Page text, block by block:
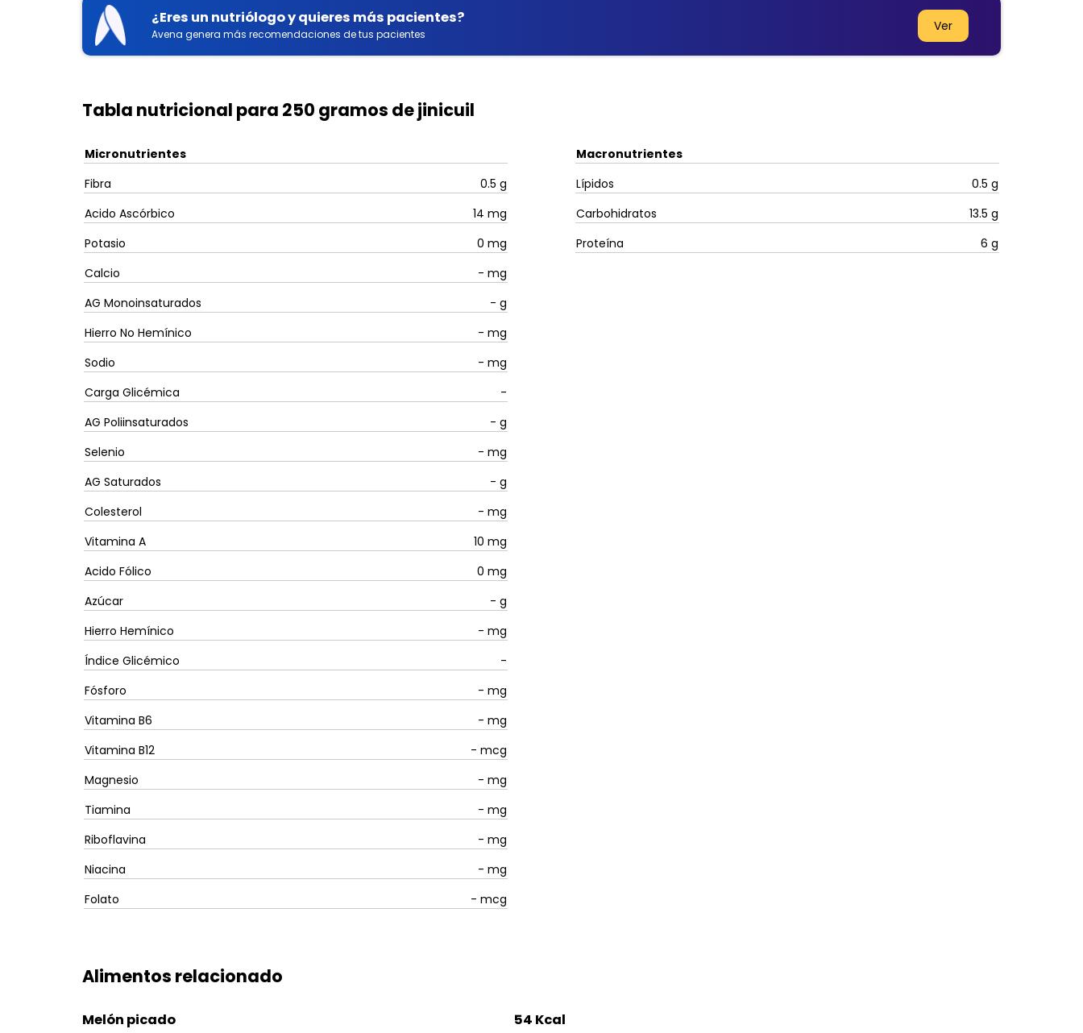
¿Eres un nutriólogo y quieres más pacientes?
Avena genera más recomendaciones de tus pacientes
Ver
Tabla nutricional para 250 gramos de jinicuil
Micronutrientes
Fibra
0.5 g
Acido Ascórbico
14 mg
Potasio
0 mg
Calcio
- mg
AG Monoinsaturados
- g
Hierro No Hemínico
- mg
Sodio
- mg
Carga Glicémica
-
AG Poliinsaturados
- g
Selenio
- mg
AG Saturados
- g
Colesterol
- mg
Vitamina A
10 mg
Acido Fólico
0 mg
Azúcar
- g
Hierro Hemínico
- mg
Índice Glicémico
-
Fósforo
- mg
Vitamina B6
- mg
Vitamina B12
- mcg
Magnesio
- mg
Tiamina
- mg
Riboflavina
- mg
Niacina
- mg
Folato
- mcg
Macronutrientes
Lípidos
0.5 g
Carbohidratos
13.5 g
Proteína
6 g
Alimentos relacionado
Melón picado 54 Kcal